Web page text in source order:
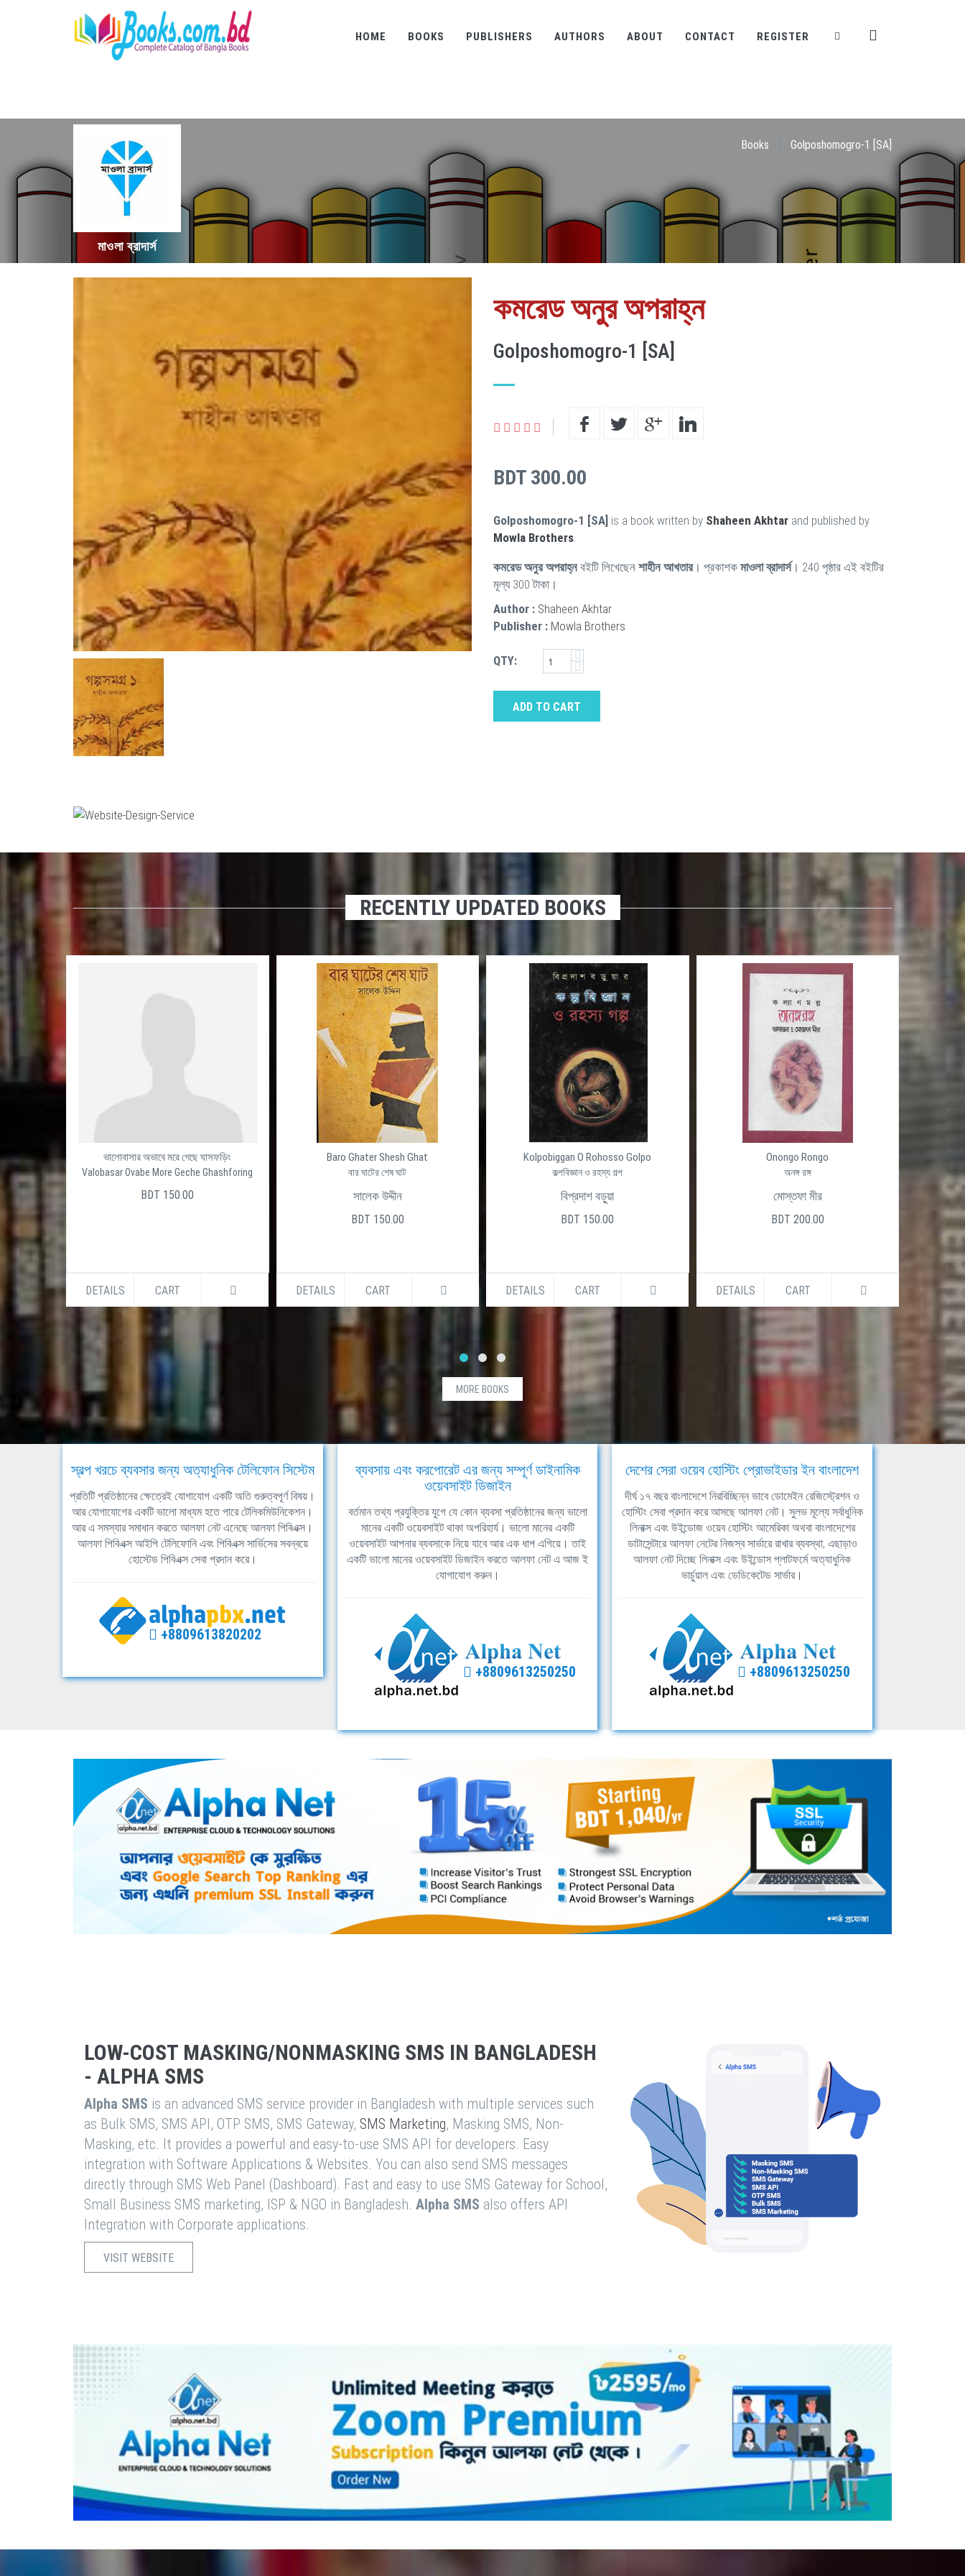
HOME BOOKS PUBLISHERS AUTHORS ABOUT CONTACT REGISTER
মাওলা ব্রাদার্স
Books Golposhomogro-1 [SA]
কমরেড অনুর অপরাহ্ন
Golposhomogro-1 [SA]
BDT 300.00
Golposhomogro-1 [SA] is a book written by Shaheen Akhtar and published by
Mowla Brothers.
কমরেড অনুর অপরাহ্নবইটি লিখেছেন শাহীন আখতার। প্রকাশক মাওলা ব্রাদার্স। 240 পৃষ্ঠার এই বইটির
মূল্য 300 টাকা।
Author : Shaheen Akhtar
Publisher : Mowla Brothers
QTY:
ADD TO CART
RECENTLY UPDATED BOOKS
ভালোবাসার অভাবে মরে গেছে ঘাসফড়িং
Valobasar Ovabe More Geche Ghashforing
BDT 150.00
DETAILS CART
Baro Ghater Shesh Ghat
বার ঘাটের শেষ ঘাট
সালেক উদ্দীন
BDT 150.00
DETAILS CART
Kolpobiggan O Rohosso Golpo
কল্পবিজ্ঞান ও রহস্য গল্প
বিপ্রদাশ বড়ুয়া
BDT 150.00
DETAILS CART
Onongo Rongo
অনঙ্গ রঙ্গ
মোস্তফা মীর
BDT 200.00
DETAILS CART DETAILS
MORE BOOKS
স্বল্প খরচে ব্যবসার জন্য অত্যাধুনিক টেলিফোন সিস্টেম
প্রতিটি প্রতিষ্ঠানের ক্ষেত্রেই যোগাযোগ একটি অতি গুরুত্বপূর্ণ বিষয়।
আর যোগাযোগের একটি ভালো মাধ্যম হতে পারে টেলিকমিউনিকেশন।
আর এ সমস্যার সমাধান করতে আলফা নেট এনেছে আলফা পিবিএক্স।
আলফা পিবিএক্স আইপি টেলিফোনি এবং পিবিএক্স সার্ভিসের সবন্বয়ে
হোস্টেড পিবিএক্স সেবা প্রদান করে।
+8809613820202
ব্যবসায় এবং করপোরেট এর জন্য সম্পূর্ণ ডাইনামিক
ওয়েবসাইট ডিজাইন
বর্তমান তথ্য প্রযুক্তির যুগে যে কোন ব্যবসা প্রতিষ্ঠানের জন্য ভালো
মানের একটি ওয়েবসাইট থাকা অপরিহার্য। ভালো মানের একটি
ওয়েবসাইট আপনার ব্যবসাকে নিয়ে যাবে আর এক ধাপ এগিয়ে। তাই
একটি ভালো মানের ওয়েবসাইট ডিজাইন করতে আলফা নেট এ আজ ই
যোগাযোগ করুন।
+8809613250250
দেশের সেরা ওয়েব হোস্টিং প্রোভাইডার ইন বাংলাদেশ
দীর্ঘ ১৭ বছর বাংলাদেশে নিরবিচ্ছিন্ন ভাবে ডোমেইন রেজিস্ট্রেশন ও
হোস্টিং সেবা প্রদান করে আসছে আলফা নেট। সুলভ মূল্যে সর্বাধুনিক
লিনাক্স এবং উইন্ডোজ ওয়েব হোস্টিং আমেরিকা অথবা বাংলাদেশের
ডাটাসেন্টারে আলফা নেটের নিজস্ব সার্ভারে রাখার ব্যবস্থা, এছাড়াও
আলফা নেট দিচ্ছে লিনাক্স এবং উইন্ডোস প্লাটফর্মে অত্যাধুনিক
ভার্চুয়াল এবং ডেডিকেটেড সার্ভার।
+8809613250250
LOW-COST MASKING/NONMASKING SMS IN BANGLADESH
- ALPHA SMS
Alpha SMS is an advanced SMS service provider in Bangladesh with multiple services such
as Bulk SMS, SMS API, OTP SMS, SMS Gateway, SMS Marketing, Masking SMS, Non-
Masking, etc. It provides a powerful and easy-to-use SMS API for developers. Easy
integration with Software Applications & Websites. You can also send SMS messages
directly through SMS Web Panel (Dashboard). Fast and easy to use SMS Gateway for School,
Small Business SMS marketing, ISP & NGO in Bangladesh. Alpha SMS also offers API
Integration with Corporate applications.
VISIT WEBSITE